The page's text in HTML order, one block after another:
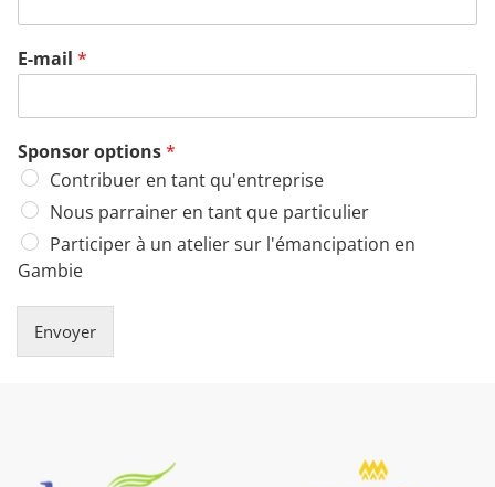
E-mail *
Sponsor options*
Contribuer en tant qu'entreprise
Nous parrainer en tant que particulier
Participer à un atelier sur l'émancipation en
Gambie
Envoyer